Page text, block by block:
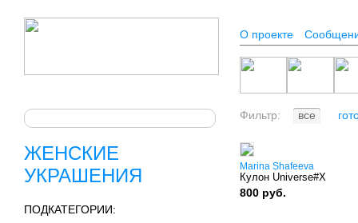
О проекте
ЖЕНСКИЕ
УКРАШЕНИЯ
ПОДКАТЕГОРИИ:
Фильтр: все
Marina Shafeeva
Кулон Universe#X
800 руб.